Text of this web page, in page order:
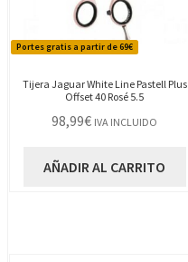
Portes gratis a partir de 69€
Tijera Jaguar White Line Pastell Plus
Offset 40 Rosé 5.5
98,99€ IVA INCLUIDO
AÑADIR AL CARRITO